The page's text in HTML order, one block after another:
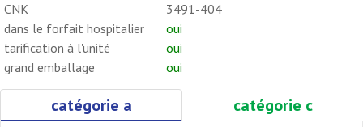
CNK
3491-404
dans le forfait hospitalier
oui
tarification à l'unité
oui
grand emballage
oui
catégorie a
catégorie c